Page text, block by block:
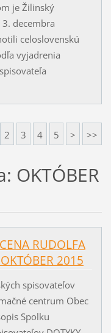
je Žilinský
decembra
celoslovenskú
vyjadrenia
2 3 4 5 > >>
OKTÓBER
RUDOLFA
2015
spisovateľov
centrum Obec
Spolku